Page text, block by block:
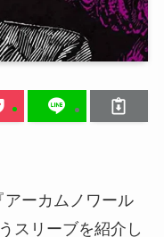
アーカムノワール
スリーブを紹介し